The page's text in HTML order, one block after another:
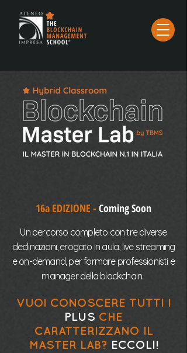
16a EDIZIONE - Coming Soon
Un percorso completo con tre diverse
declinazioni, erogato in aula, live streaming
e on-demand, per formare professionisti e
manager della blockchain.
VUOI CONOSCERE TUTTI I
PLUS CHE
CARATTERIZZANO IL
MASTER LAB?
ECCOLI!